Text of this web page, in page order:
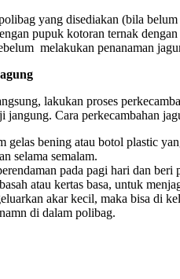
yang disediakan (bila
pupuk kotoran ternak
melakukan penanaman
lakukan proses
Cara perkecambahan
gelas bening atau botol plastic
selama semalam.
pada pagi hari dan beri
atau kertas basa, untuk
akar kecil, maka bisa di
di dalam polibag.